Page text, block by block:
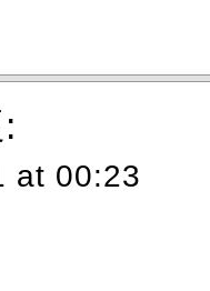
at 00:23